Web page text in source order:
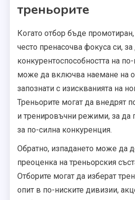
треньорите
Когато отбор бъде
често пренасочва фокуса си,
конкурентоспособността на
може да включва наемане на
запознати с изискванията на
Треньорите могат да внедрят
и тренировъчни режими, за да
за по-силна конкуренция.
Обратно, изпадането може да
преоценка на треньорския
Отборите могат да изберат
опит в по-ниските дивизии,